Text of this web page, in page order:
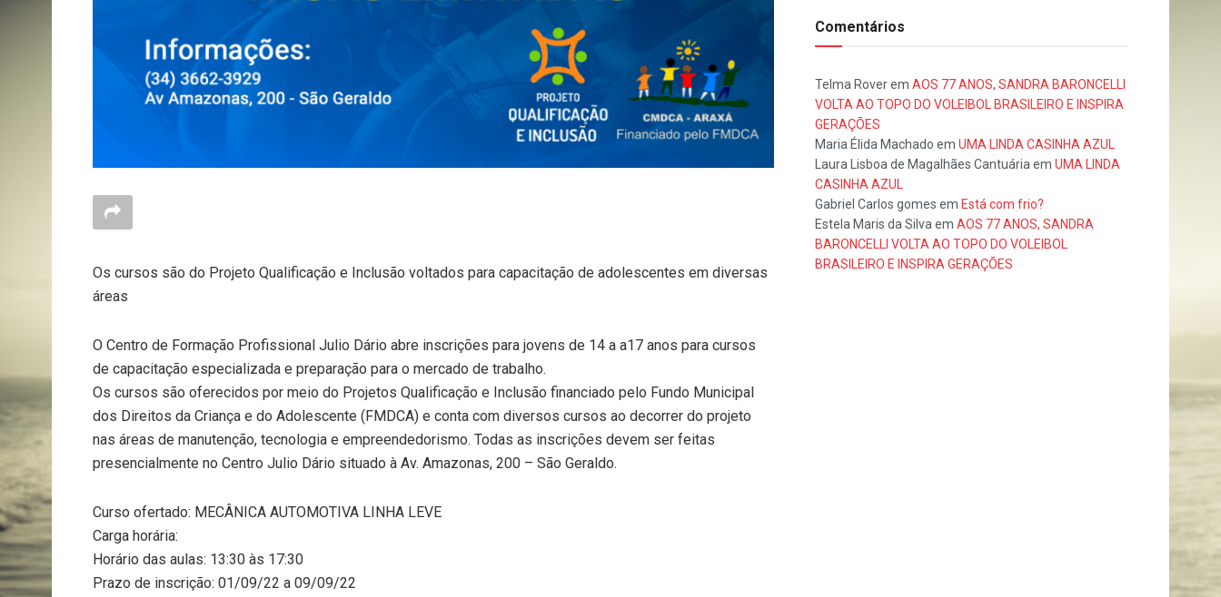
Os cursos são do Projeto Qualificação e Inclusão voltados para capacitação de adolescentes em diversas
áreas
O Centro de Formação Profissional Julio Dário abre inscrições para jovens de 14 a a17 anos para cursos
de capacitação especializada e preparação para o mercado de trabalho.
Os cursos são oferecidos por meio do Projetos Qualificação e Inclusão financiado pelo Fundo Municipal
dos Direitos da Criança e do Adolescente (FMDCA) e conta com diversos cursos ao decorrer do projeto
nas áreas de manutenção, tecnologia e empreendedorismo. Todas as inscrições devem ser feitas
presencialmente no Centro Julio Dário situado à Av. Amazonas, 200 – São Geraldo.
Curso ofertado: MECÂNICA AUTOMOTIVA LINHA LEVE
Carga horária:
Horário das aulas: 13:30 às 17:30
Prazo de inscrição: 01/09/22 a 09/09/22
Comentários
Telma Roverem AOS 77 ANOS, SANDRA BARONCELLI
VOLTA AO TOPO DO VOLEIBOL BRASILEIRO E INSPIRA
GERAÇÕES
Maria Élida Machado em UMA LINDA CASINHA AZUL
Laura Lisboa de Magalhães Cantuáriaem UMA LINDA
CASINHA AZUL
Gabriel Carlos gomes em Está com frio?
Estela Maris da Silvaem AOS 77 ANOS, SANDRA
BARONCELLI VOLTA AO TOPO DO VOLEIBOL
BRASILEIRO E INSPIRA GERAÇÕES